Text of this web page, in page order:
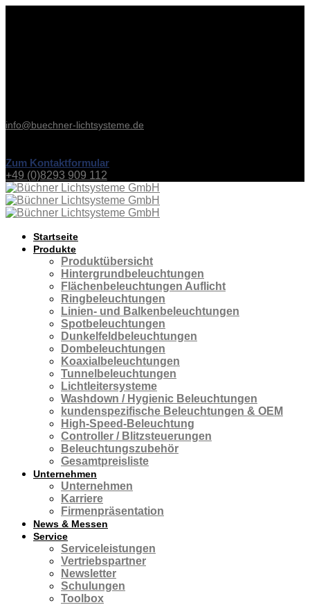
info@buechner-lichtsysteme.de
Zum Kontaktformular
+49 (0)8293 909 112
Startseite
Produkte
Produktübersicht
Hintergrundbeleuchtungen
Flächenbeleuchtungen Auflicht
Ringbeleuchtungen
Linien- und Balkenbeleuchtungen
Spotbeleuchtungen
Dunkelfeldbeleuchtungen
Dombeleuchtungen
Koaxialbeleuchtungen
Tunnelbeleuchtungen
Lichtleitersysteme
Washdown / Hygienic Beleuchtungen
kundenspezifische Beleuchtungen & OEM
High-Speed-Beleuchtung
Controller / Blitzsteuerungen
Beleuchtungszubehör
Gesamtpreisliste
Unternehmen
Unternehmen
Karriere
Firmenpräsentation
News & Messen
Service
Serviceleistungen
Vertriebspartner
Newsletter
Schulungen
Toolbox